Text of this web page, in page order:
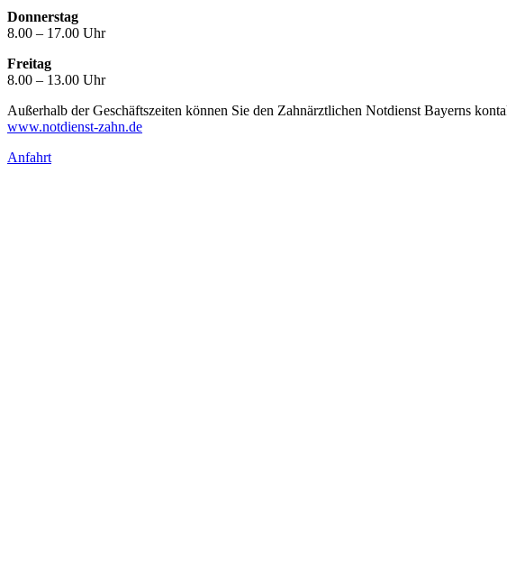
Donnerstag
8.00 – 17.00 Uhr
Freitag
8.00 – 13.00 Uhr
Außerhalb der Geschäftszeiten können Sie den Zahnärztlichen Notdienst Bayerns
www.notdienst-zahn.de
Anfahrt